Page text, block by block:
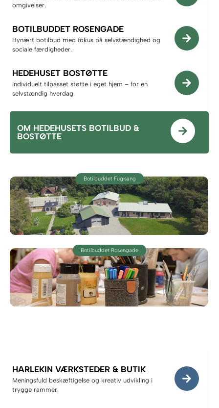
omgivelser.
BOTILBUDDET ROSENGADE
Bynært botilbud med fokus på selvstændighed og
sociale færdigheder.
HEDEHUSET BOSTØTTE
Individuelt tilpasset støtte i eget hjem – for en
selvstændig hverdag.
OM HEDEHUSETS BOTILBUD &
BOSTØTTE
Botilbuddet Fuglsang
Botilbuddet Rosengade
HARLEKIN VÆRKSTEDER & BUTIK
Meningsfuld beskæftigelse og kreativ udvikling i
trygge rammer.